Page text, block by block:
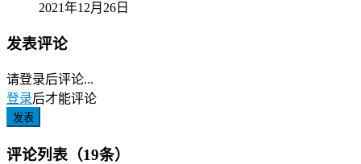
2021年12月26日
发表评论
请登录后评论...
登录后才能评论
发表
评论列表（19条）